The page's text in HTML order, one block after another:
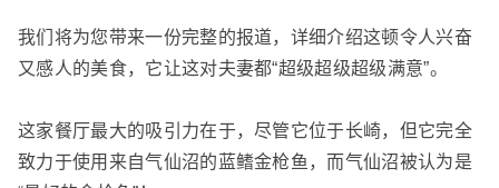
我们将为您带来一份完整的报道，详细介绍这顿令人兴奋
又感人的美食，它让这对夫妻都“超级超级超级满意”。
这家餐厅最大的吸引力在于，尽管它位于长崎，但它完全
致力于使用来自气仙沼的蓝鳍金枪鱼，而气仙沼被认为是